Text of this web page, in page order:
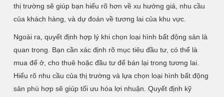
thị trường sẽ giúp bạn hiểu rõ hơn về xu hướng giá, nhu cầu
của khách hàng, và dự đoán về tương lai của khu vực.
Ngoài ra, quyết định hợp lý khi chọn loại hình bất động sản là
quan trọng. Bạn cần xác định rõ mục tiêu đầu tư, có thể là
mua để ở, cho thuê hoặc đầu tư để bán lại trong tương lai.
Hiểu rõ nhu cầu của thị trường và lựa chọn loại hình bất động
sản phù hợp sẽ giúp tối ưu hóa lợi nhuận. Quyết định kỹ